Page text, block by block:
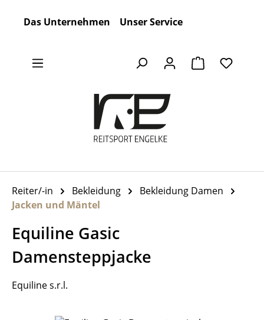
Das Unternehmen Unser Service
Warenkorb
Reiter/-in Bekleidung
Bekleidung Damen
Jacken und Mäntel
Equiline Gasic
Damensteppjacke
Equiline s.r.l.